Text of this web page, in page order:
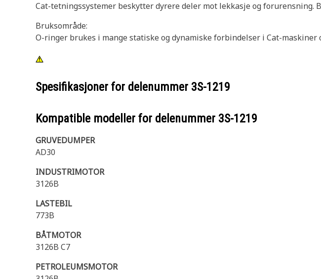
Cat-tetningssystemer beskytter dyrere deler mot lekkasje og forurensning.
Bruksområde:
O-ringer brukes i mange statiske og dynamiske forbindelser i Cat-maskiner
Spesifikasjoner for delenummer 3S-1219
Kompatible modeller for delenummer 3S-1219
GRUVEDUMPER
AD30
INDUSTRIMOTOR
3126B
LASTEBIL
773B
BÅTMOTOR
3126B C7
PETROLEUMSMOTOR